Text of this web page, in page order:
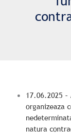
17.06.2025
organizeaza
natura